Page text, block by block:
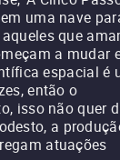
uma nave
que
a mudar
espacial é
então o
isso não quer
a
atuações